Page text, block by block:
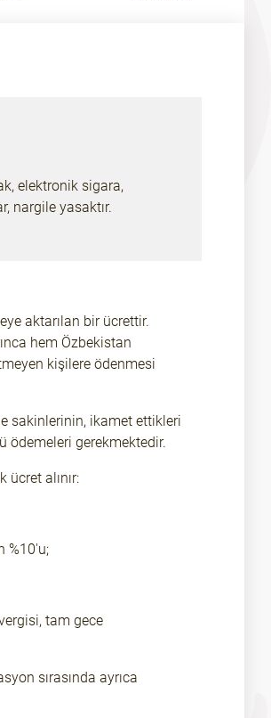
elektronik sigara,
nargile yasaktır.
aktarılan bir ücrettir.
hem Özbekistan
kişilere ödenmesi
sakinlerinin, ikamet ettikleri
ödemeleri gerekmektedir.
alınır:
%10'u;
tam gece
sırasında ayrıca